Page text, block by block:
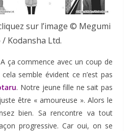
sur l’image © Megumi
Kodansha Ltd.
ça commence avec un coup de
cela semble évident ce n’est pas
. Notre jeune fille ne sait pas
être « amoureuse ». Alors le
bien. Sa rencontre va tout
progressive. Car oui, on se